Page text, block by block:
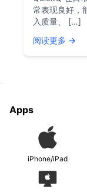
常表现良好，
入质量、 […]
阅读更多 →
Apps
iPhone/iPad